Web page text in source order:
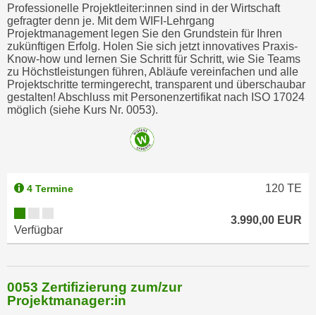
Professionelle Projektleiter:innen sind in der Wirtschaft
gefragter denn je. Mit dem WIFI-Lehrgang
Projektmanagement legen Sie den Grundstein für Ihren
zukünftigen Erfolg. Holen Sie sich jetzt innovatives Praxis-
Know-how und lernen Sie Schritt für Schritt, wie Sie Teams
zu Höchstleistungen führen, Abläufe vereinfachen und alle
Projektschritte termingerecht, transparent und überschaubar
gestalten! Abschluss mit Personenzertifikat nach ISO 17024
möglich (siehe Kurs Nr. 0053).
4 Termine 120 TE
Verfügbar
3.990,00 EUR
0053 Zertifizierung zum/zur
Projektmanager:in